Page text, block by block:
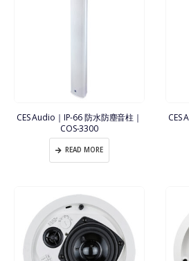
CES Audio｜IP-66 防水防塵音柱｜
COS-3300
READ MORE
CES